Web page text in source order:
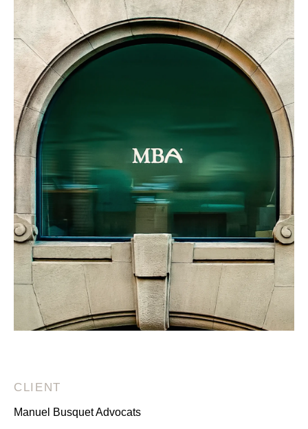
CLIENT
Manuel Busquet Advocats